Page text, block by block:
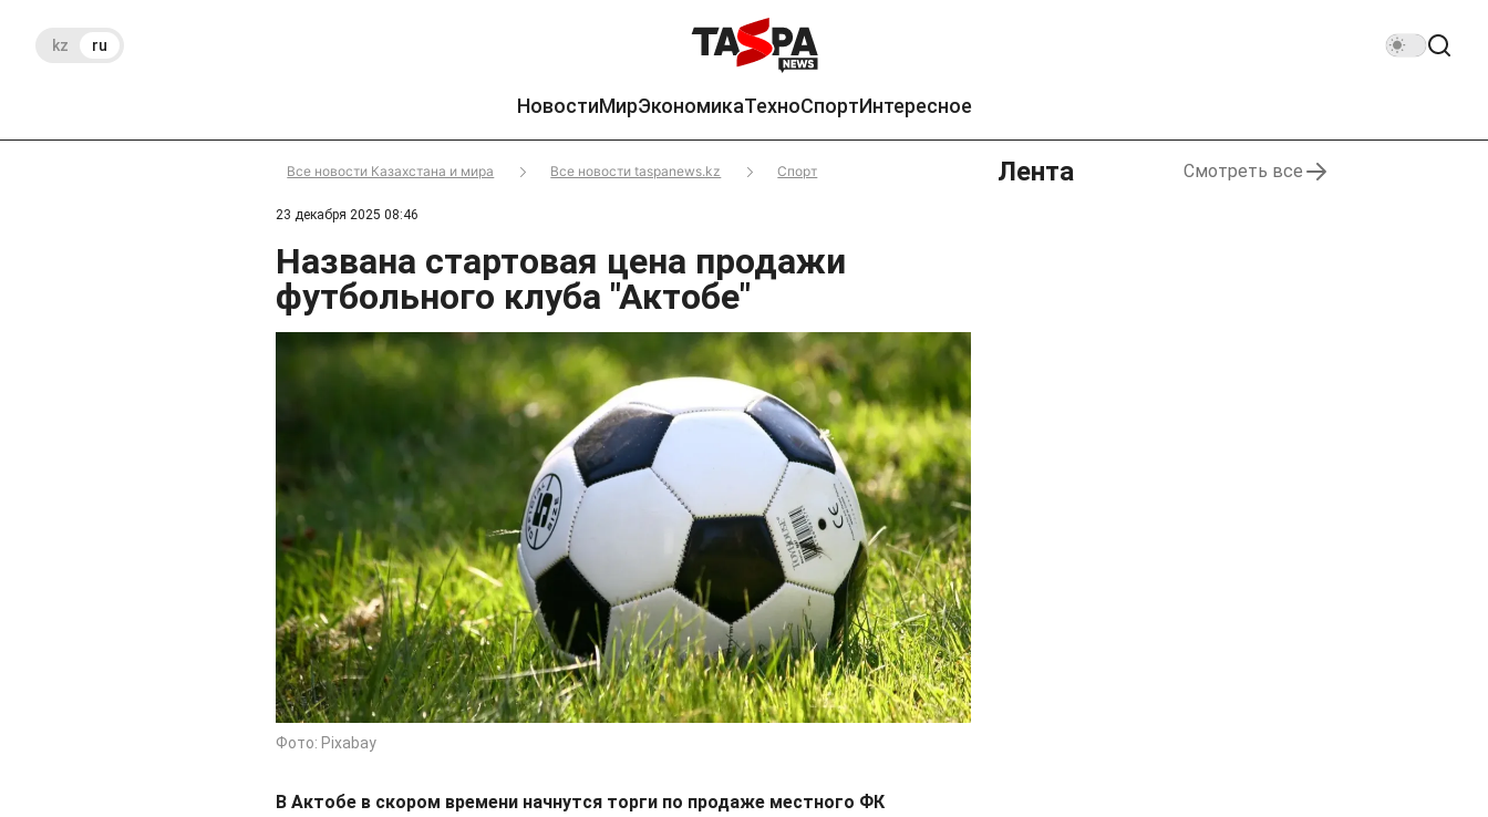
kz ru
НовостиМирЭкономикаТехноСпортИнтересное
Все новости Казахстана и мира Все новости taspanews.kz Спорт
23 декабря 2025 08:46
Названа стартовая цена продажи
футбольного клуба "Актобе"
Фото: Pixabay
В Актобе в скором времени начнутся торги по продаже местного ФК
Лента Смотреть все